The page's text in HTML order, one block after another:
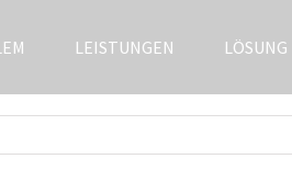
LEISTUNGEN LÖSUNG